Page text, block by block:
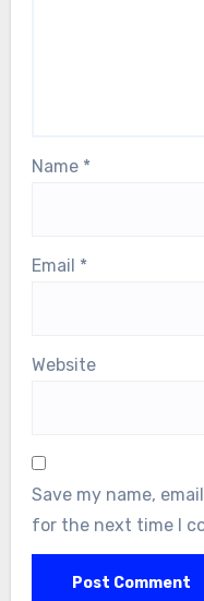
Name*
Email
Website